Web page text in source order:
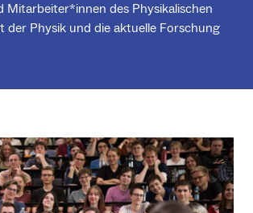
Mitarbeiter*innen des Physikalischen
der Physik und die aktuelle Forschung